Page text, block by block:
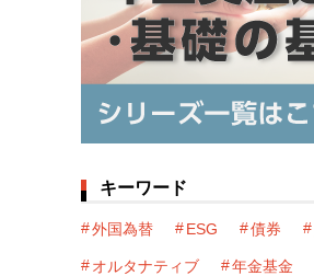
キーワード
外国為替 ESG 債券
オルタナティブ 年金基金